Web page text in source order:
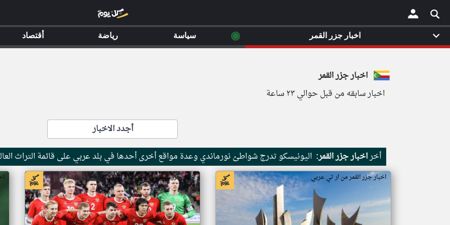
×
اخبار جزر القمر
اخبار سابقه من قبل حوالي ٢٣ ساعة
أجدد الاخبار
أخراخبار جزر القمر: اليونيسكو تدرج شواطئ نورماندي وعدة مواقع أخرى أحدها في بلد عربي على قائمة التراث
اخبار جزر القمر من ار تي عربي اخبار جزر القمر من ار تي عربي
اخبار جزر القمر ◉ سياسة رياضة أقتصاد